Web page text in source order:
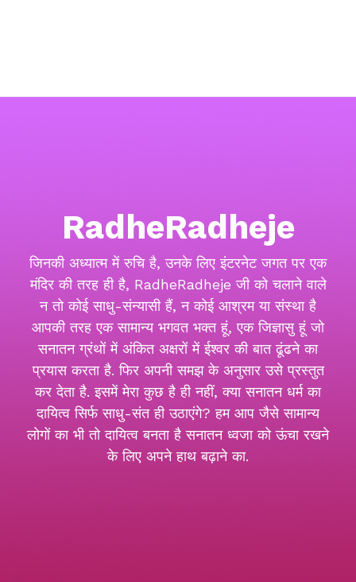
RadheRadheje
जिनकी अध्यात्म में रुचि है, उनके लिए इंटरनेट जगत पर एक
मंदिर की तरह ही है, RadheRadheje जी को चलाने वाले
न तो कोई साधु-संन्यासी हैं, न कोई आश्रम या संस्था है
आपकी तरह एक सामान्य भगवत भक्त हूं, एक जिज्ञासु हूं जो
सनातन ग्रंथों में अंकित अक्षरों में ईश्वर की बात ढूंढने का
प्रयास करता है. फिर अपनी समझ के अनुसार उसे प्रस्तुत
कर देता है. इसमें मेरा कुछ है ही नहीं, क्या सनातन धर्म का
दायित्व सिर्फ साधु-संत ही उठाएंगे? हम आप जैसे सामान्य
लोगों का भी तो दायित्व बनता है सनातन ध्वजा को ऊंचा रखने
के लिए अपने हाथ बढ़ाने का.